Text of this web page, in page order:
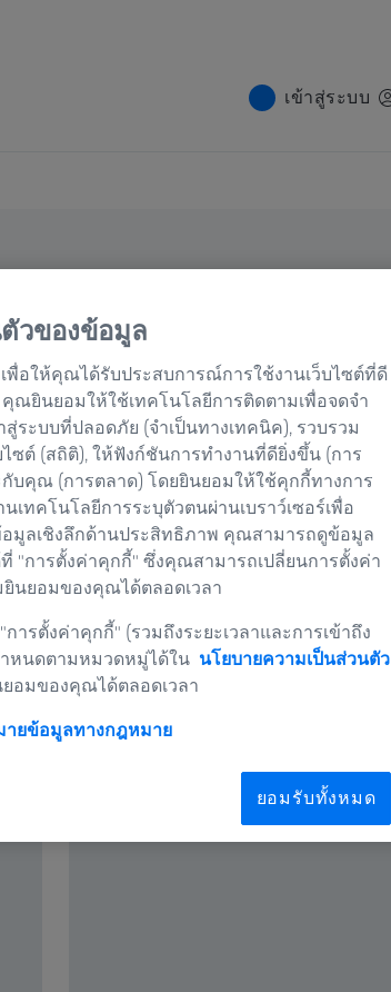
เข้าสู่ระบบ
ววัดที่มี
วของข้อมูล
พื่อให้คุณได้รับประสบการณ์การใช้งานเว็บไซต์ที่ดี
ยินยอมให้ใช้เทคโนโลยีการติดตามเพื่อจดจำ
ระบบที่ปลอดภัย (จำเป็นทางเทคนิค), รวบรวม
ซต์ (สถิติ), ให้ฟังก์ชันการทำงานที่ดียิ่งขึ้น (การ
บคุณ (การตลาด) โดยยินยอมให้ใช้คุกกี้ทางการ
เทคโนโลยีการระบุตัวตนผ่านเบราว์เซอร์เพื่อ
อมูลเชิงลึกด้านประสิทธิภาพ คุณสามารถดูข้อมูล
"การตั้งค่าคุกกี้" ซึ่งคุณสามารถเปลี่ยนการตั้งค่า
นยอมของคุณได้ตลอดเวลา
ารตั้งค่าคุกกี้" (รวมถึงระยะเวลาและการเข้าถึง
หนดตามหมวดหมู่ได้ใน นโยบายความเป็นส่วนตัว
อมของคุณได้ตลอดเวลา
ายข้อมูลทางกฎหมาย
ยอมรับทั้งหมด